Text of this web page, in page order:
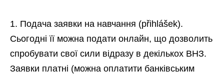
Подача заявки на навчання (přihlášek).
Сьогодні її можна подати онлайн, що дозволить
спробувати свої сили відразу в декількох ВНЗ.
Заявки платні (можна оплатити банківським